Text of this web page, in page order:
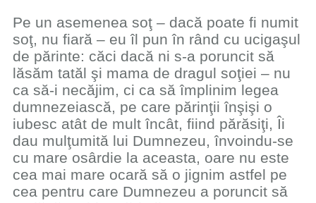
Pe un asemenea soţ – dacă poate fi numit
soţ, nu fiară – eu îl pun în rând cu ucigaşul
de părinte: căci dacă ni s-a poruncit să
lăsăm tatăl şi mama de dragul soţiei – nu
ca să-i necăjim, ci ca să împlinim legea
dumnezeiască, pe care părinţii înşişi o
iubesc atât de mult încât, fiind părăsiţi, Îi
dau mulţumită lui Dumnezeu, învoindu-se
cu mare osârdie la aceasta, oare nu este
cea mai mare ocară să o jignim astfel pe
cea pentru care Dumnezeu a poruncit să